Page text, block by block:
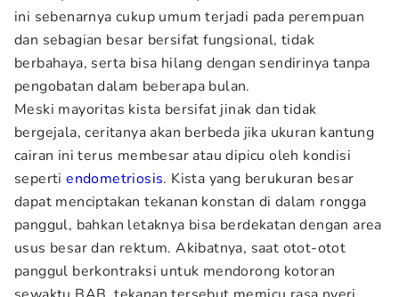
ini sebenarnya cukup umum terjadi pada perempuan
dan sebagian besar bersifat fungsional, tidak
berbahaya, serta bisa hilang dengan sendirinya tanpa
pengobatan dalam beberapa bulan.
Meski mayoritas kista bersifat jinak dan tidak
bergejala, ceritanya akan berbeda jika ukuran kantung
cairan ini terus membesar atau dipicu oleh kondisi
sepertiendometriosis. Kista yang berukuran besar
dapat menciptakan tekanan konstan di dalam rongga
panggul, bahkan letaknya bisa berdekatan dengan area
usus besar dan rektum. Akibatnya, saat otot-otot
panggul berkontraksi untuk mendorong kotoran